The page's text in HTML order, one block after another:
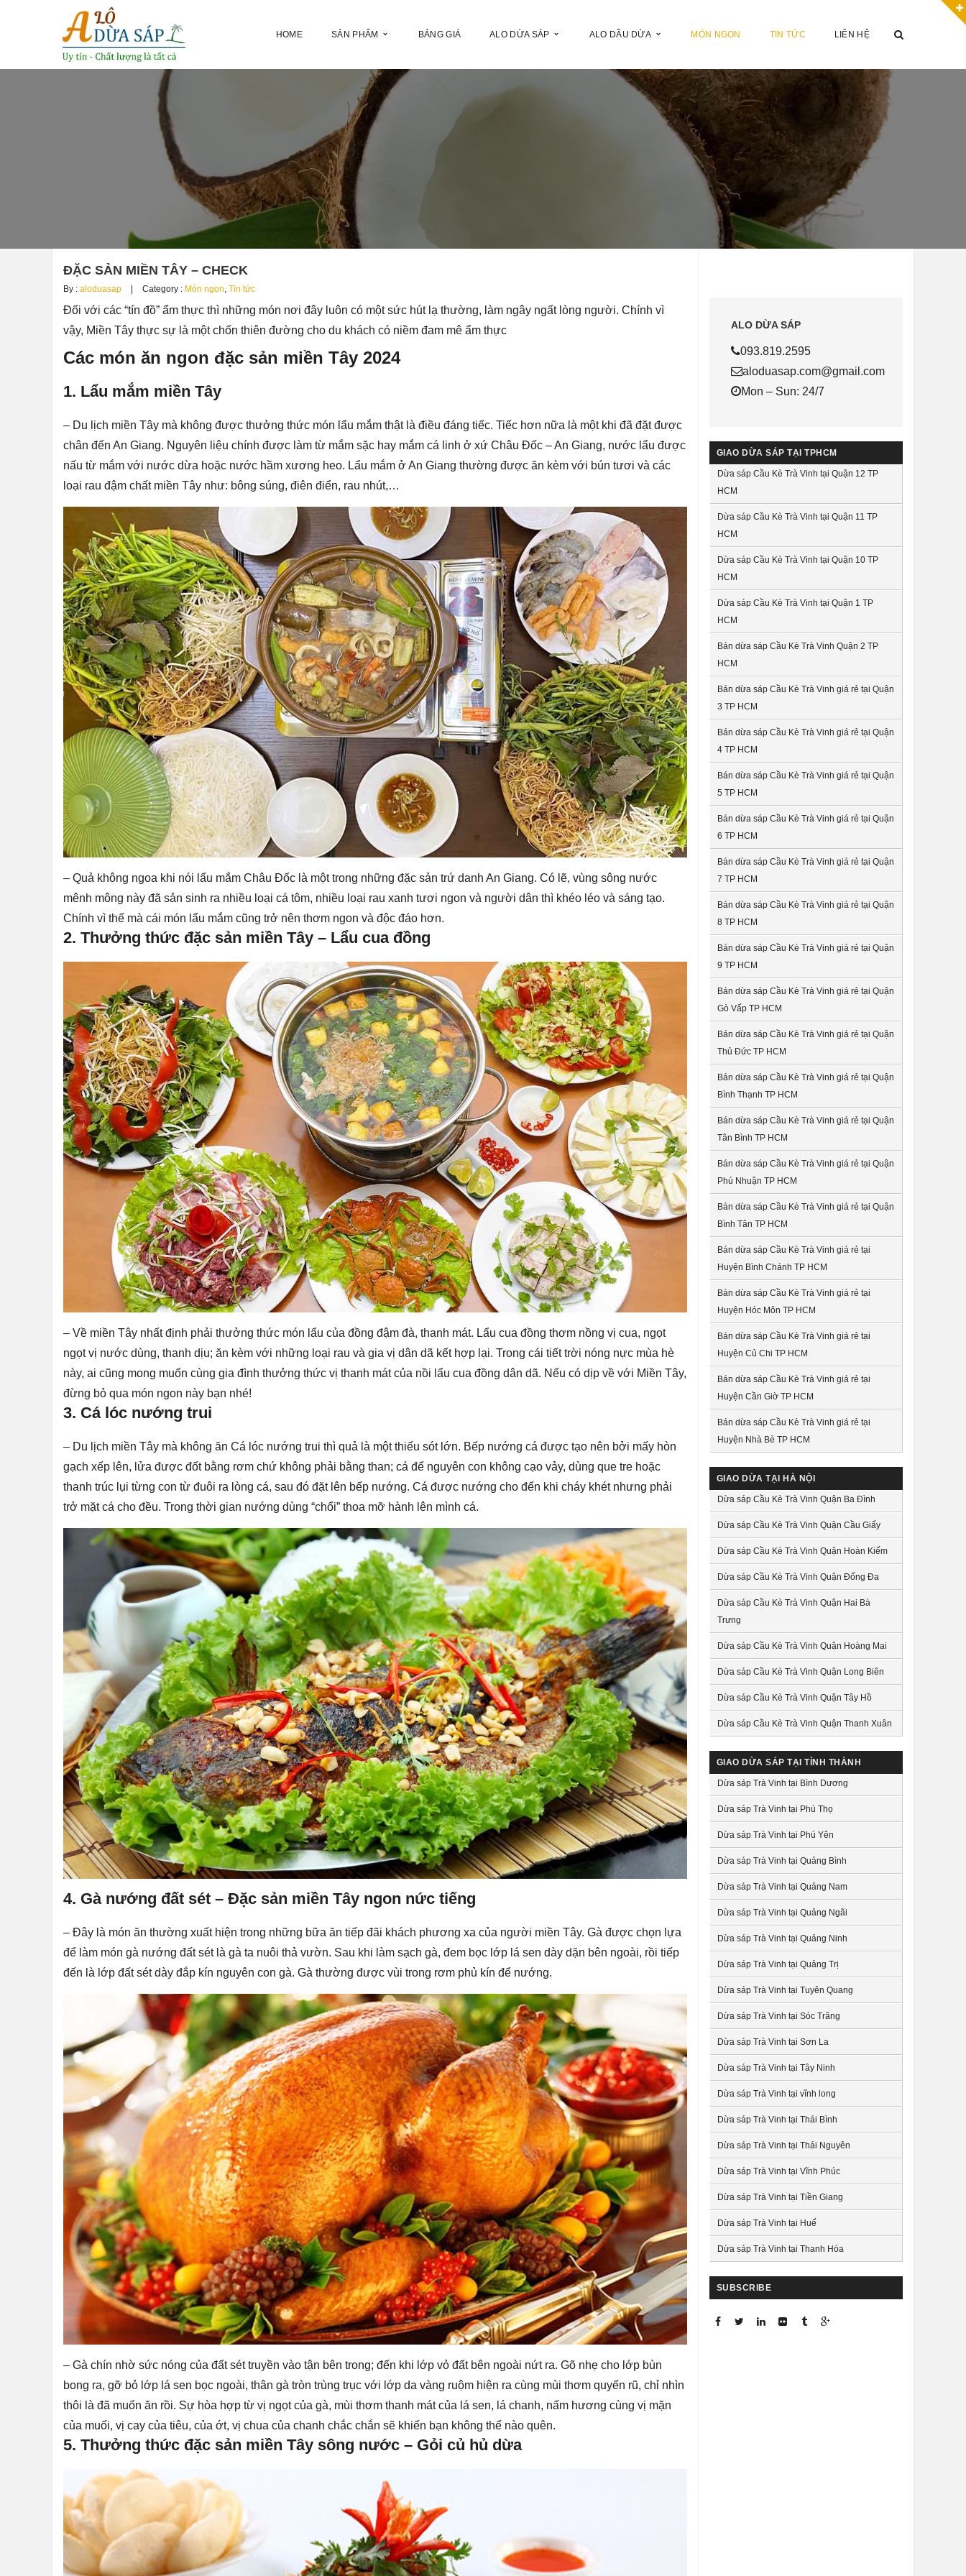
HOME SẢN PHẨM BẢNG GIÁ ALO DỪA SÁP ALO DẦU DỪA MÓN NGON TIN TỨC LIÊN HỆ
ĐẶC SẢN MIỀN TÂY – CHECK
By : aloduasap Category : Món ngon, Tin tức
Đối với các “tín đồ” ẩm thực thì những món nơi đây luôn có một sức hút lạ thường, làm ngây ngất lòng người. Chính vì
vậy, Miền Tây thực sự là một chốn thiên đường cho du khách có niềm đam mê ẩm thực
Các món ăn ngon đặc sản miền Tây 2024
1. Lẩu mắm miền Tây
– Du lịch miền Tây mà không được thưởng thức món lẩu mắm thật là điều đáng tiếc. Tiếc hơn nữa là một khi đã đặt được
chân đến An Giang. Nguyên liệu chính được làm từ mắm sặc hay mắm cá linh ở xứ Châu Đốc – An Giang, nước lẩu được
nấu từ mắm với nước dừa hoặc nước hầm xương heo. Lẩu mắm ở An Giang thường được ăn kèm với bún tươi và các
loại rau đậm chất miền Tây như: bông súng, điên điển, rau nhút,…
– Quả không ngoa khi nói lẩu mắm Châu Đốc là một trong những đặc sản trứ danh An Giang. Có lẽ, vùng sông nước
mênh mông này đã sản sinh ra nhiều loại cá tôm, nhiều loại rau xanh tươi ngon và người dân thì khéo léo và sáng tạo.
Chính vì thế mà cái món lẩu mắm cũng trở nên thơm ngon và độc đáo hơn.
2. Thưởng thức đặc sản miền Tây – Lẩu cua đồng
– Về miền Tây nhất định phải thưởng thức món lẩu của đồng đậm đà, thanh mát. Lẩu cua đồng thơm nồng vị cua, ngọt
ngọt vị nước dùng, thanh dịu; ăn kèm với những loại rau và gia vị dân dã kết hợp lại. Trong cái tiết trời nóng nực mùa hè
này, ai cũng mong muốn cùng gia đình thưởng thức vị thanh mát của nồi lẩu cua đồng dân dã. Nếu có dịp về với Miền Tây,
đừng bỏ qua món ngon này bạn nhé!
3. Cá lóc nướng trui
– Du lịch miền Tây mà không ăn Cá lóc nướng trui thì quả là một thiếu sót lớn. Bếp nướng cá được tạo nên bởi mấy hòn
gạch xếp lên, lửa được đốt bằng rơm chứ không phải bằng than; cá để nguyên con không cạo vảy, dùng que tre hoặc
thanh trúc lụi từng con từ đuôi ra lòng cá, sau đó đặt lên bếp nướng. Cá được nướng cho đến khi cháy khét nhưng phải
trở mặt cá cho đều. Trong thời gian nướng dùng “chổi” thoa mỡ hành lên mình cá.
4. Gà nướng đất sét – Đặc sản miền Tây ngon nức tiếng
– Đây là món ăn thường xuất hiện trong những bữa ăn tiếp đãi khách phương xa của người miền Tây. Gà được chọn lựa
để làm món gà nướng đất sét là gà ta nuôi thả vườn. Sau khi làm sạch gà, đem bọc lớp lá sen dày dặn bên ngoài, rồi tiếp
đến là lớp đất sét dày đắp kín nguyên con gà. Gà thường được vùi trong rơm phủ kín để nướng.
– Gà chín nhờ sức nóng của đất sét truyền vào tận bên trong; đến khi lớp vỏ đất bên ngoài nứt ra. Gõ nhẹ cho lớp bùn
bong ra, gỡ bỏ lớp lá sen bọc ngoài, thân gà tròn trùng trục với lớp da vàng ruộm hiện ra cùng mùi thơm quyến rũ, chỉ nhìn
thôi là đã muốn ăn rồi. Sự hòa hợp từ vị ngọt của gà, mùi thơm thanh mát của lá sen, lá chanh, nấm hương cùng vị mặn
của muối, vị cay của tiêu, của ớt, vị chua của chanh chắc chắn sẽ khiến bạn không thể nào quên.
5. Thưởng thức đặc sản miền Tây sông nước – Gỏi củ hủ dừa
ALO DỪA SÁP
093.819.2595
aloduasap.com@gmail.com
Mon – Sun: 24/7
GIAO DỪA SÁP TẠI TPHCM
Dừa sáp Cầu Kè Trà Vinh tại Quận 12 TP
HCM
Dừa sáp Cầu Kè Trà Vinh tại Quận 11 TP
HCM
Dừa sáp Cầu Kè Trà Vinh tại Quận 10 TP
HCM
Dừa sáp Cầu Kè Trà Vinh tại Quận 1 TP
HCM
Bán dừa sáp Cầu Kè Trà Vinh Quận 2 TP
HCM
Bán dừa sáp Cầu Kè Trà Vinh giá rẻ tại Quận
3 TP HCM
Bán dừa sáp Cầu Kè Trà Vinh giá rẻ tại Quận
4 TP HCM
Bán dừa sáp Cầu Kè Trà Vinh giá rẻ tại Quận
5 TP HCM
Bán dừa sáp Cầu Kè Trà Vinh giá rẻ tại Quận
6 TP HCM
Bán dừa sáp Cầu Kè Trà Vinh giá rẻ tại Quận
7 TP HCM
Bán dừa sáp Cầu Kè Trà Vinh giá rẻ tại Quận
8 TP HCM
Bán dừa sáp Cầu Kè Trà Vinh giá rẻ tại Quận
9 TP HCM
Bán dừa sáp Cầu Kè Trà Vinh giá rẻ tại Quận
Gò Vấp TP HCM
Bán dừa sáp Cầu Kè Trà Vinh giá rẻ tại Quận
Thủ Đức TP HCM
Bán dừa sáp Cầu Kè Trà Vinh giá rẻ tại Quận
Bình Thạnh TP HCM
Bán dừa sáp Cầu Kè Trà Vinh giá rẻ tại Quận
Tân Bình TP HCM
Bán dừa sáp Cầu Kè Trà Vinh giá rẻ tại Quận
Phú Nhuận TP HCM
Bán dừa sáp Cầu Kè Trà Vinh giá rẻ tại Quận
Bình Tân TP HCM
Bán dừa sáp Cầu Kè Trà Vinh giá rẻ tại
Huyện Bình Chánh TP HCM
Bán dừa sáp Cầu Kè Trà Vinh giá rẻ tại
Huyện Hóc Môn TP HCM
Bán dừa sáp Cầu Kè Trà Vinh giá rẻ tại
Huyện Củ Chi TP HCM
Bán dừa sáp Cầu Kè Trà Vinh giá rẻ tại
Huyện Cần Giờ TP HCM
Bán dừa sáp Cầu Kè Trà Vinh giá rẻ tại
Huyện Nhà Bè TP HCM
GIAO DỪA TẠI HÀ NỘI
Dừa sáp Cầu Kè Trà Vinh Quận Ba Đình
Dừa sáp Cầu Kè Trà Vinh Quận Cầu Giấy
Dừa sáp Cầu Kè Trà Vinh Quận Hoàn Kiếm
Dừa sáp Cầu Kè Trà Vinh Quận Đống Đa
Dừa sáp Cầu Kè Trà Vinh Quận Hai Bà
Trưng
Dừa sáp Cầu Kè Trà Vinh Quận Hoàng Mai
Dừa sáp Cầu Kè Trà Vinh Quận Long Biên
Dừa sáp Cầu Kè Trà Vinh Quận Tây Hồ
Dừa sáp Cầu Kè Trà Vinh Quận Thanh Xuân
GIAO DỪA SÁP TẠI TỈNH THÀNH
Dừa sáp Trà Vinh tại Bình Dương
Dừa sáp Trà Vinh tại Phú Thọ
Dừa sáp Trà Vinh tại Phú Yên
Dừa sáp Trà Vinh tại Quảng Bình
Dừa sáp Trà Vinh tại Quảng Nam
Dừa sáp Trà Vinh tại Quảng Ngãi
Dừa sáp Trà Vinh tại Quảng Ninh
Dừa sáp Trà Vinh tại Quảng Trị
Dừa sáp Trà Vinh tại Tuyên Quang
Dừa sáp Trà Vinh tại Sóc Trăng
Dừa sáp Trà Vinh tại Sơn La
Dừa sáp Trà Vinh tại Tây Ninh
Dừa sáp Trà Vinh tại vĩnh long
Dừa sáp Trà Vinh tại Thái Bình
Dừa sáp Trà Vinh tại Thái Nguyên
Dừa sáp Trà Vinh tại Vĩnh Phúc
Dừa sáp Trà Vinh tại Tiền Giang
Dừa sáp Trà Vinh tại Huế
Dừa sáp Trà Vinh tại Thanh Hóa
SUBSCRIBE